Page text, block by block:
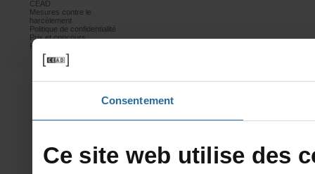
Consentement
CEAD
Mesurescontrele
harcèlement
Politiquedeconfidentialité
Prixetconcours
Partenaires